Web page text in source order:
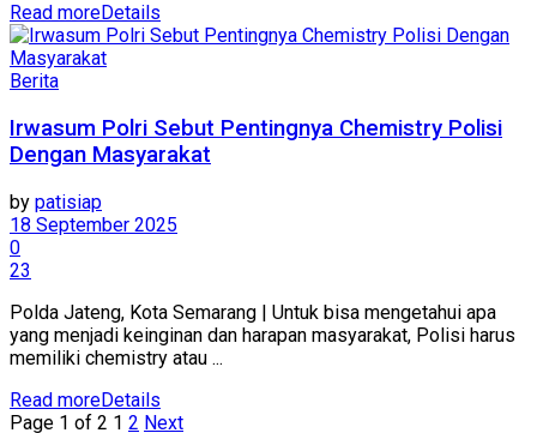
Read moreDetails
Berita
Irwasum Polri Sebut Pentingnya Chemistry Polisi
Dengan Masyarakat
by patisiap
18 September 2025
0
23
Polda Jateng, Kota Semarang | Untuk bisa mengetahui apa
yang menjadi keinginan dan harapan masyarakat, Polisi harus
memiliki chemistry atau ...
Read moreDetails
Page 1 of 2 1 2 Next